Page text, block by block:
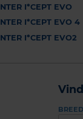
I*CEPT EVO
I*CEPT EVO 4
I*CEPT EVO2